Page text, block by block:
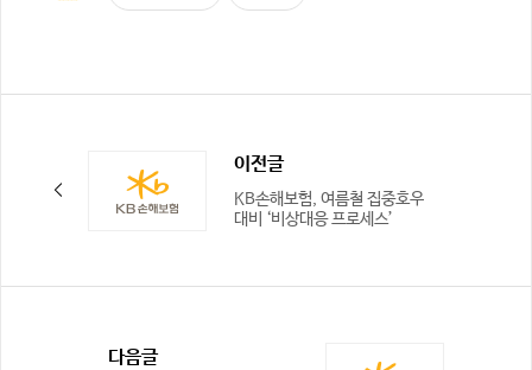
이전글
KB손해보험, 여름철 집중호우
대비 ‘비상대응 프로세스’
다음글